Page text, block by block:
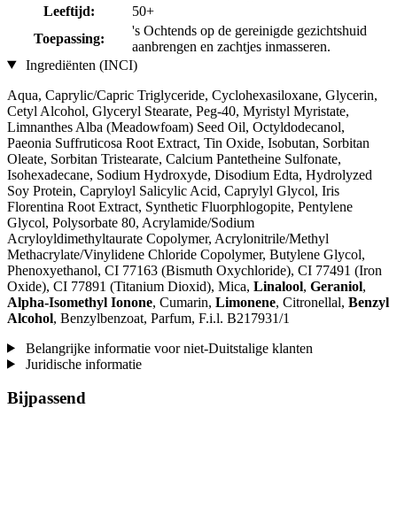
Leeftijd:
50+
Toepassing:
's Ochtends op de gereinigde gezichtshuid
aanbrengen en zachtjes inmasseren.
Ingrediënten (INCI)
Aqua, Caprylic/Capric Triglyceride, Cyclohexasiloxane, Glycerin,
Cetyl Alcohol, Glyceryl Stearate, Peg-40, Myristyl Myristate,
Limnanthes Alba (Meadowfoam) Seed Oil, Octyldodecanol,
Paeonia Suffruticosa Root Extract, Tin Oxide, Isobutan, Sorbitan
Oleate, Sorbitan Tristearate, Calcium Pantetheine Sulfonate,
Isohexadecane, Sodium Hydroxyde, Disodium Edta, Hydrolyzed
Soy Protein, Capryloyl Salicylic Acid, Caprylyl Glycol, Iris
Florentina Root Extract, Synthetic Fluorphlogopite, Pentylene
Glycol, Polysorbate 80, Acrylamide/Sodium
Acryloyldimethyltaurate Copolymer, Acrylonitrile/Methyl
Methacrylate/Vinylidene Chloride Copolymer, Butylene Glycol,
Phenoxyethanol, CI 77163 (Bismuth Oxychloride), CI 77491 (Iron
Oxide), CI 77891 (Titanium Dioxid), Mica, Linalool, Geraniol,
Alpha-Isomethyl Ionone, Cumarin, Limonene, Citronellal, Benzyl
Alcohol, Benzylbenzoat, Parfum, F.i.l. B217931/1
Belangrijke informatie voor niet-Duitstalige klanten
Juridische informatie
Bijpassend